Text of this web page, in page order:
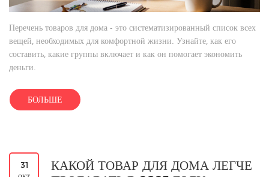
Перечень товаров для дома - это систематизированный список всех
вещей, необходимых для комфортной жизни. Узнайте, как его
составить, какие группы включает и как он помогает экономить
деньги.
БОЛЬШЕ
31
КАКОЙ ТОВАР ДЛЯ ДОМА ЛЕГЧЕ